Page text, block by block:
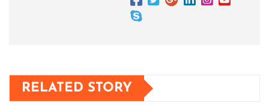
RELATED STORY